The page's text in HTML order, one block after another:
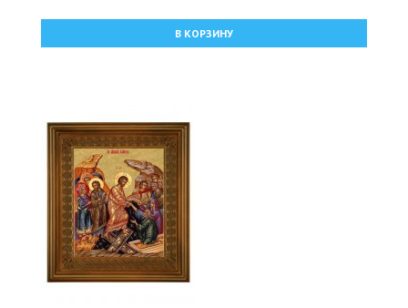
В КОРЗИНУ